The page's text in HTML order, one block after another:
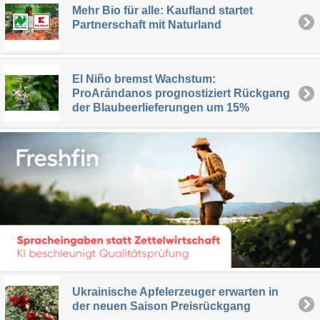
Mehr Bio für alle: Kaufland startet
Partnerschaft mit Naturland
El Niño bremst Wachstum:
ProArándanos prognostiziert Rückgang
der Blaubeerlieferungen um 15%
Ukrainische Apfelerzeuger erwarten in
der neuen Saison Preisrückgang